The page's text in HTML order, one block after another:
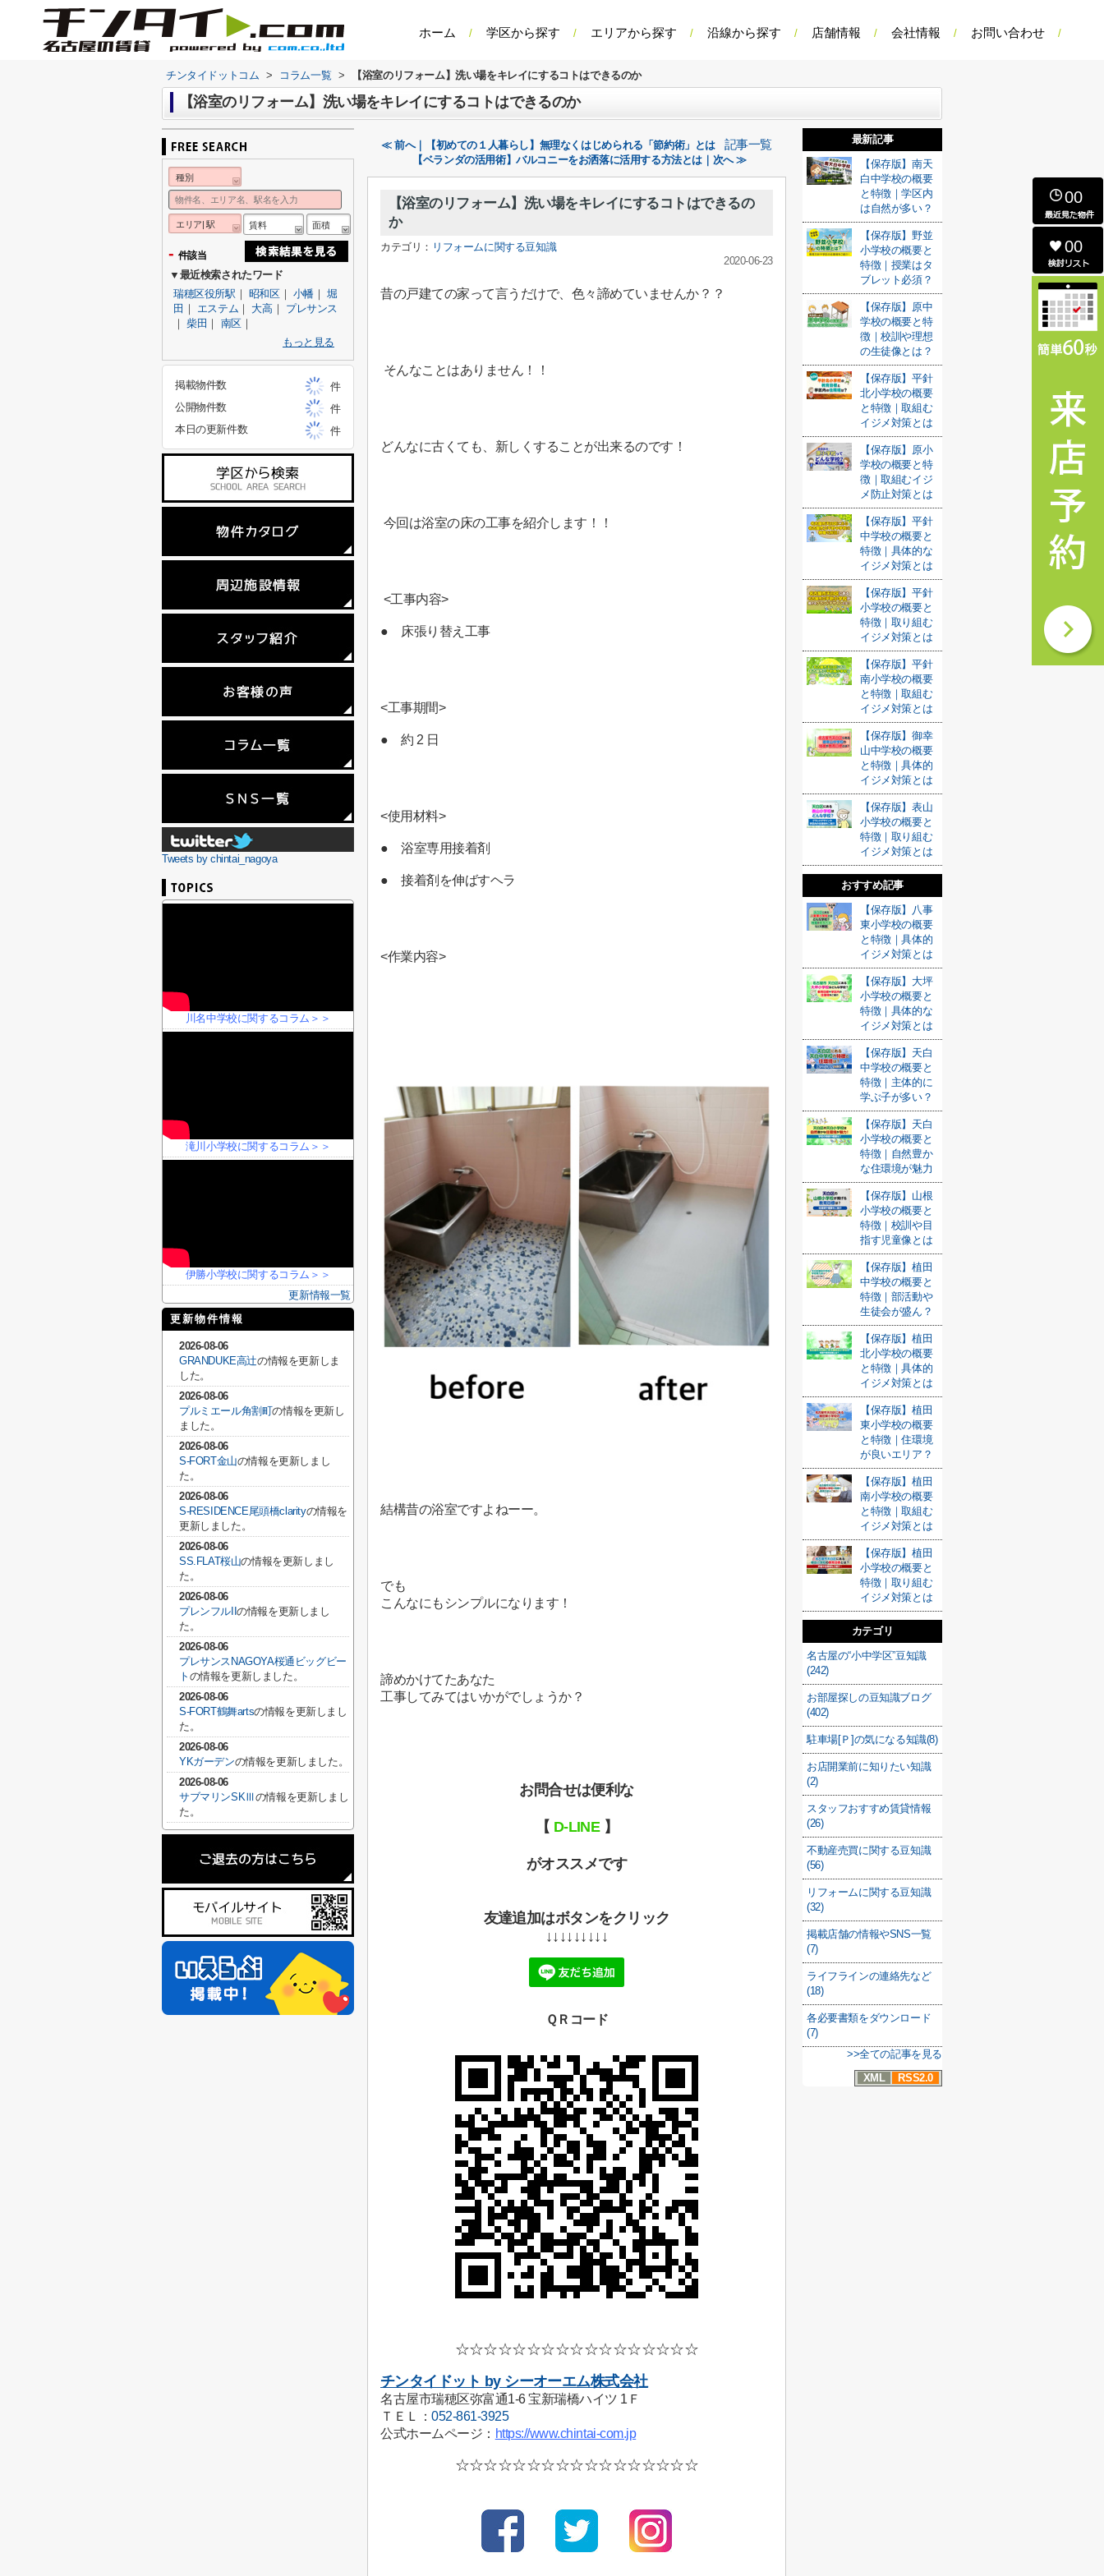
ホーム 学区から探す エリアから探す 沿線から探す 店舗情報 会社情報 お問い合わせ
チンタイドットコム > コラム一覧 > 【浴室のリフォーム】洗い場をキレイにするコトはできるのか
【浴室のリフォーム】洗い場をキレイにするコトはできるのか
≪ 前へ｜【初めての１人暮らし】無理なくはじめられる「節約術」とは 記事一覧
【ベランダの活用術】バルコニーをお洒落に活用する方法とは｜次へ ≫
【浴室のリフォーム】洗い場をキレイにするコトはできるの
か
カテゴリ： リフォームに関する豆知識
2020-06-23
昔の戸建ての家って言うだけで、色々諦めていませんか？？
そんなことはありません！！
どんなに古くても、新しくすることが出来るのです！
今回は浴室の床の工事を紹介します！！
<工事内容>
● 床張り替え工事
<工事期間>
● 約 2 日
<使用材料>
● 浴室専用接着剤
● 接着剤を伸ばすヘラ
<作業内容>
結構昔の浴室ですよねーー。
でも
こんなにもシンプルになります！
諦めかけてたあなた
工事してみてはいかがでしょうか？
お問合せは便利な
【 D-LINE 】
がオススメです
友達追加はボタンをクリック
↓↓↓↓↓↓↓↓↓
ＱＲコード
☆☆☆☆☆☆☆☆☆☆☆☆☆☆☆☆☆
チンタイドット by シーオーエム株式会社
名古屋市瑞穂区弥富通1-6 宝新瑞橋ハイツ 1Ｆ
ＴＥＬ：052-861-3925
公式ホームページ： https://www.chintai-com.jp
☆☆☆☆☆☆☆☆☆☆☆☆☆☆☆☆☆
最新記事
【保存版】南天
白中学校の概要
と特徴｜学区内
は自然が多い？
【保存版】野並
小学校の概要と
特徴｜授業はタ
ブレット必須？
【保存版】原中
学校の概要と特
徴｜校訓や理想
の生徒像とは？
【保存版】平針
北小学校の概要
と特徴｜取組む
イジメ対策とは
【保存版】原小
学校の概要と特
徴｜取組むイジ
メ防止対策とは
【保存版】平針
中学校の概要と
特徴｜具体的な
イジメ対策とは
【保存版】平針
小学校の概要と
特徴｜取り組む
イジメ対策とは
【保存版】平針
南小学校の概要
と特徴｜取組む
イジメ対策とは
【保存版】御幸
山中学校の概要
と特徴｜具体的
イジメ対策とは
【保存版】表山
小学校の概要と
特徴｜取り組む
イジメ対策とは
おすすめ記事
【保存版】八事
東小学校の概要
と特徴｜具体的
イジメ対策とは
【保存版】大坪
小学校の概要と
特徴｜具体的な
イジメ対策とは
【保存版】天白
中学校の概要と
特徴｜主体的に
学ぶ子が多い？
【保存版】天白
小学校の概要と
特徴｜自然豊か
な住環境が魅力
【保存版】山根
小学校の概要と
特徴｜校訓や目
指す児童像とは
【保存版】植田
中学校の概要と
特徴｜部活動や
生徒会が盛ん？
【保存版】植田
北小学校の概要
と特徴｜具体的
イジメ対策とは
【保存版】植田
東小学校の概要
と特徴｜住環境
が良いエリア？
【保存版】植田
南小学校の概要
と特徴｜取組む
イジメ対策とは
【保存版】植田
小学校の概要と
特徴｜取り組む
イジメ対策とは
カテゴリ
名古屋の“小中学区”豆知識
(242)
お部屋探しの豆知識ブログ
(402)
駐車場[Ｐ]の気になる知識(8)
お店開業前に知りたい知識
(2)
スタッフおすすめ賃貸情報
(26)
不動産売買に関する豆知識
(56)
リフォームに関する豆知識
(32)
掲載店舗の情報やSNS一覧
(7)
ライフラインの連絡先など
(18)
各必要書類をダウンロード
(7)
>>全ての記事を見る
XML
RSS2.0
種別
エリア| 駅 賃料 面積
- 件該当
▼最近検索されたワード
瑞穂区役所駅 ｜ 昭和区｜ 小幡 ｜堀
田 ｜ エステム ｜ 大高｜ プレサンス
｜柴田 ｜ 南区｜
もっと見る
掲載物件数
件
公開物件数
件
本日の更新件数
件
Tweets by chintai_nagoya
川名中学校に関するコラム＞＞
滝川小学校に関するコラム＞＞
伊勝小学校に関するコラム＞＞
更新情報一覧
更新物件情報
2026-08-06
GRANDUKE高辻の情報を更新しま
した。
2026-08-06
プルミエール角割町の情報を更新し
ました。
2026-08-06
S-FORT金山の情報を更新しまし
た。
2026-08-06
S-RESIDENCE尾頭橋clarityの情報を
更新しました。
2026-08-06
SS.FLAT桜山の情報を更新しまし
た。
2026-08-06
プレンフルIIの情報を更新しまし
た。
2026-08-06
プレサンスNAGOYA桜通ビッグビー
ト の情報を更新しました。
2026-08-06
S-FORT鶴舞artsの情報を更新しまし
た。
2026-08-06
YKガーデンの情報を更新しました。
2026-08-06
サブマリンSKⅢ の情報を更新しまし
た。
00
00